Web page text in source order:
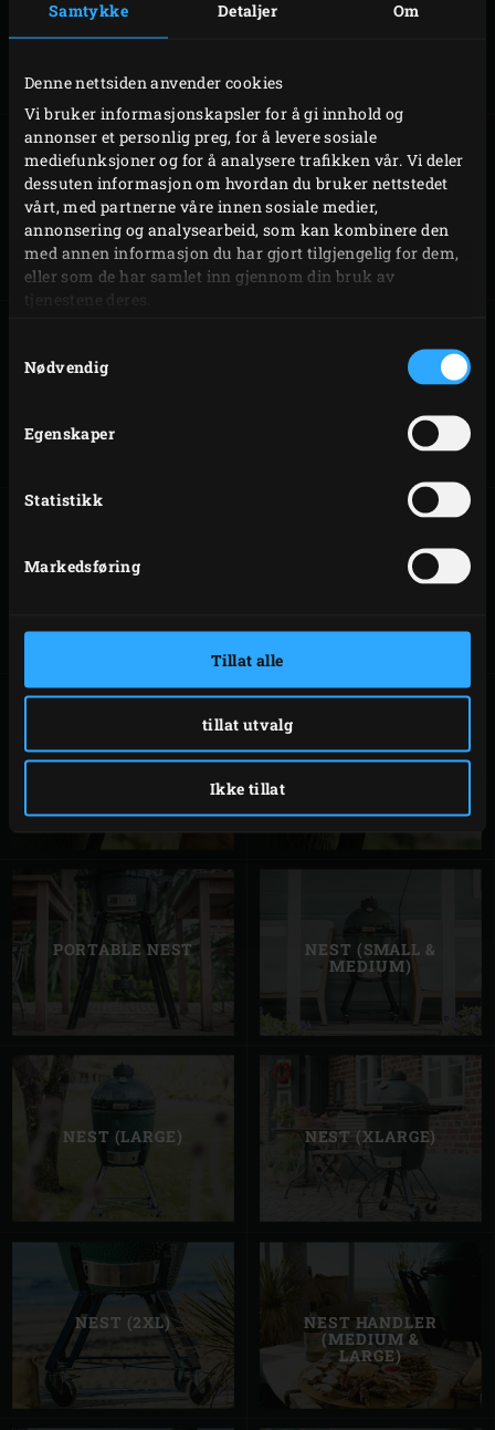
Samtykke Detaljer Om
Denne nettsiden anvender cookies
Vi bruker informasjonskapsler for å gi innhold og
annonser et personlig preg, for å levere sosiale
mediefunksjoner og for å analysere trafikken vår. Vi deler
dessuten informasjon om hvordan du bruker nettstedet
vårt, med partnerne våre innen sosiale medier,
annonsering og analysearbeid, som kan kombinere den
med annen informasjon du har gjort tilgjengelig for dem,
eller som de har samlet inn gjennom din bruk av
Nødvendig
Egenskaper
Statistikk
Markedsføring
Tillat alle
tillat utvalg
Ikke tillat
EGG CARRIER
(MINI)
EGG CARRIER
EGG FRAME
(LARGE)
EGG FRAME
(XLARGE)
EGG MATES®
EXPANSION INTEGGRATED
INTEGGRATED INTEGGRATED
PORTABLE NEST NEST (SMALL &
MEDIUM)
NEST (LARGE) NEST (XLARGE)
NEST (2XL) NEST HANDLER
(MEDIUM &
LARGE)